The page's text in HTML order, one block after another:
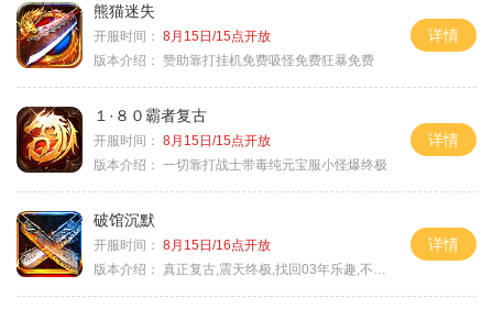
熊猫迷失
开服时间： 8月15日/15点开放
版本介绍： 赞助靠打挂机免费吸怪免费狂暴免费
详情
１·８０霸者复古
开服时间： 8月15日/15点开放
版本介绍： 一切靠打战士带毒纯元宝服小怪爆终极
详情
破馆沉默
开服时间： 8月15日/16点开放
版本介绍： 真正复古,震天终极,找回03年乐趣,不搞花里胡
详情